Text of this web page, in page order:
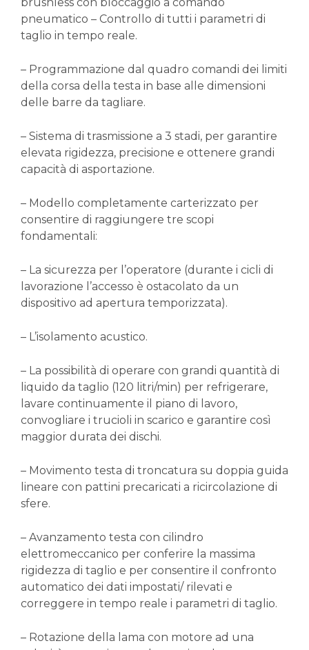
pneumatico – Controllo di tutti i parametri di
taglio in tempo reale.
– Programmazione dal quadro comandi dei limiti
della corsa della testa in base alle dimensioni
delle barre da tagliare.
– Sistema di trasmissione a 3 stadi, per garantire
elevata rigidezza, precisione e ottenere grandi
capacità di asportazione.
– Modello completamente carterizzato per
consentire di raggiungere tre scopi
fondamentali:
– La sicurezza per l’operatore (durante i cicli di
lavorazione l’accesso è ostacolato da un
dispositivo ad apertura temporizzata).
– L’isolamento acustico.
– La possibilità di operare con grandi quantità di
liquido da taglio (120 litri/min) per refrigerare,
lavare continuamente il piano di lavoro,
convogliare i trucioli in scarico e garantire così
maggior durata dei dischi.
– Movimento testa di troncatura su doppia guida
lineare con pattini precaricati a ricircolazione di
sfere.
– Avanzamento testa con cilindro
elettromeccanico per conferire la massima
rigidezza di taglio e per consentire il confronto
automatico dei dati impostati/ rilevati e
correggere in tempo reale i parametri di taglio.
– Rotazione della lama con motore ad una